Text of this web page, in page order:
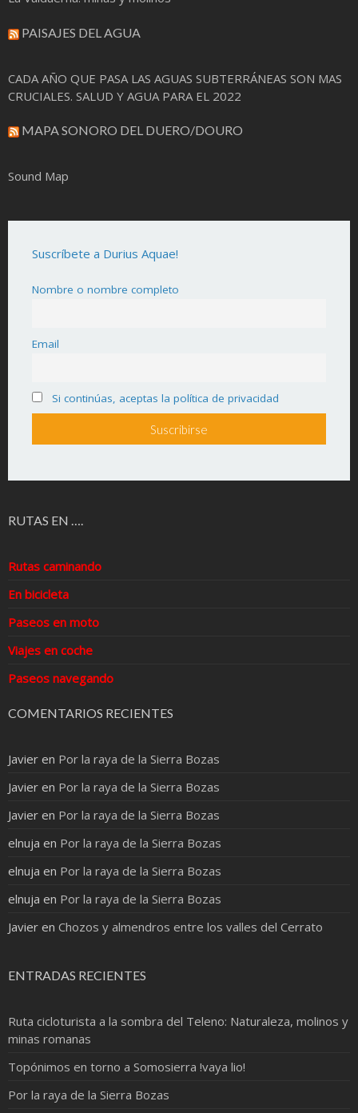
PAISAJES DEL AGUA
CADA AÑO QUE PASA LAS AGUAS SUBTERRÁNEAS SON MAS
CRUCIALES. SALUD Y AGUA PARA EL 2022
MAPA SONORO DEL DUERO/DOURO
Sound Map
Suscríbete a Durius Aquae!
Nombre o nombre completo
Email
Si continúas, aceptas la política de privacidad
RUTAS EN ….
Rutas caminando
En bicicleta
Paseos en moto
Viajes en coche
Paseos navegando
COMENTARIOS RECIENTES
Javier en Por la raya de la Sierra Bozas
Javier en Por la raya de la Sierra Bozas
Javier en Por la raya de la Sierra Bozas
elnuja en Por la raya de la Sierra Bozas
elnuja en Por la raya de la Sierra Bozas
elnuja en Por la raya de la Sierra Bozas
Javier en Chozos y almendros entre los valles del Cerrato
ENTRADAS RECIENTES
Ruta cicloturista a la sombra del Teleno: Naturaleza, molinos y
minas romanas
Topónimos en torno a Somosierra !vaya lio!
Por la raya de la Sierra Bozas